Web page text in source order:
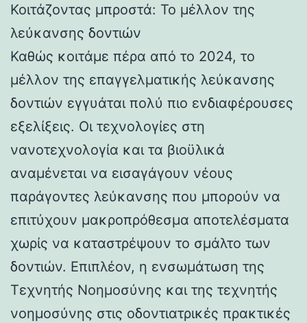
Κοιτάζοντας μπροστά: Το μέλλον της
λεύκανσης δοντιών
Καθώς κοιτάμε πέρα ​​από το 2024, το
μέλλον της επαγγελματικής λεύκανσης
δοντιών εγγυάται πολύ πιο ενδιαφέρουσες
εξελίξεις. Οι τεχνολογίες στη
νανοτεχνολογία και τα βιοϋλικά
αναμένεται να εισαγάγουν νέους
παράγοντες λεύκανσης που μπορούν να
επιτύχουν μακροπρόθεσμα αποτελέσματα
χωρίς να καταστρέψουν το σμάλτο των
δοντιών. Επιπλέον, η ενσωμάτωση της
Τεχνητής Νοημοσύνης και της τεχνητής
νοημοσύνης στις οδοντιατρικές πρακτικές